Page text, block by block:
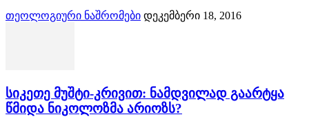
თეოლოგიური ნაშრომები დეკემბერი 18, 2016
სიკეთე მუშტი-კრივით: ნამდვილად გაარტყა
წმიდა ნიკოლოზმა არიოზს?